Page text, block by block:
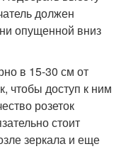
должен
опущенной вниз
в 15-30 см от
чтобы доступ к ним
розеток
стоит
зеркала и еще